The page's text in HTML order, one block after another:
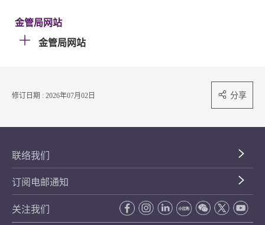
金管局网站
金管局网站
修订日期 : 2026年07月02日 分享
联络我们
订阅电邮通知
关注我们